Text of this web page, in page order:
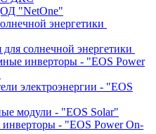
"NetOne"
энергетики
солнечной энергетики
инверторы - "EOS Power
электроэнергии - "EOS
модули - "EOS Solar"
инверторы - "EOS Power On-